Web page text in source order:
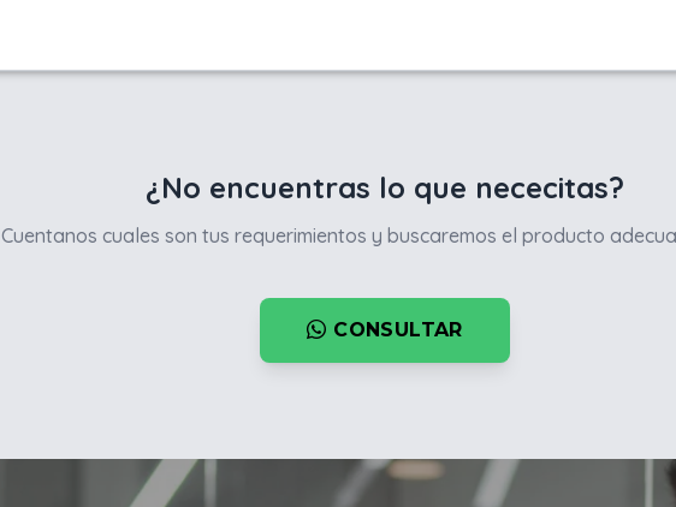
¿No encuentras lo que nececitas?
Cuentanos cuales son tus requerimientos y buscaremos el producto
CONSULTAR